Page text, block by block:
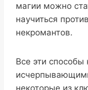
магии можно
научиться
некромантов.
Все эти способы
некоторые из